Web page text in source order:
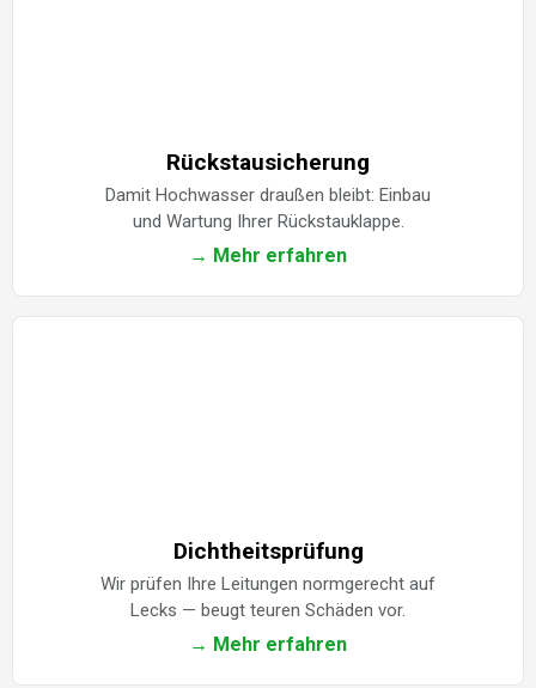
Rückstausicherung
Damit Hochwasser draußen bleibt: Einbau
und Wartung Ihrer Rückstauklappe.
→ Mehr erfahren
Dichtheitsprüfung
Wir prüfen Ihre Leitungen normgerecht auf
Lecks — beugt teuren Schäden vor.
→ Mehr erfahren